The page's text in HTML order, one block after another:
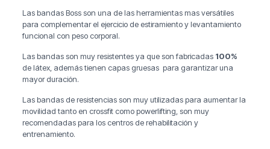
Las bandas Boss son una de las herramientas mas versátiles
para complementar el ejercicio de estiramiento y levantamiento
funcional con peso corporal.
Las bandas son muy resistentes ya que son fabricadas100%
de látex, además tienen capas gruesas para garantizar una
mayor duración.
Las bandas de resistencias son muy utilizadas para aumentar la
movilidad tanto en crossfit como powerlifting, son muy
recomendadas para los centros de rehabilitación y
entrenamiento.